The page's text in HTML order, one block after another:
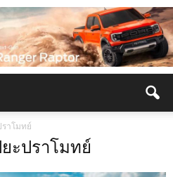
าโมทย์
ะปราโมทย์